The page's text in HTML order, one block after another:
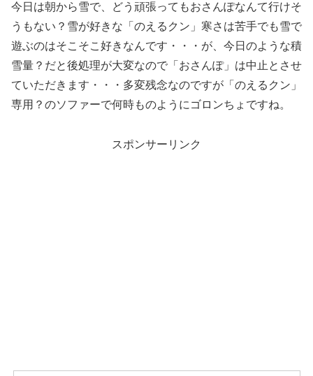
今日は朝から雪で、どう頑張ってもおさんぽなんて行けそ
うもない？雪が好きな「のえるクン」寒さは苦手でも雪で
遊ぶのはそこそこ好きなんです・・・が、今日のような積
雪量？だと後処理が大変なので「おさんぽ」は中止とさせ
ていただきます・・・多変残念なのですが「のえるクン」
専用？のソファーで何時ものようにゴロンちょですね。
スポンサーリンク